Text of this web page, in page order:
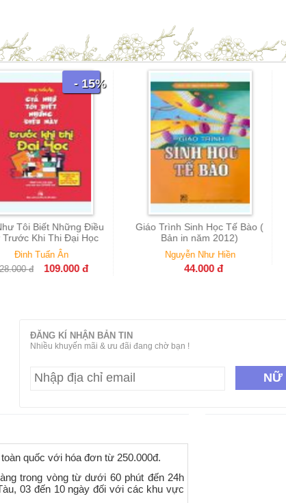
Trình Sinh Học Tế Bào (
Bản in năm 2012)
Nguyễn Như Hiền
44.000 đ
Sự Kì Diệu Của Toán Học
Theoni Pappas
80.000 đ
ĐĂNG KÍ NHẬN BẢN TIN
Nhiều khuyến mãi & ưu đãi đang chờ bạn !
NỮ
quốc với hóa đơn từ 250.000đ.
trong vòng từ dưới 60 phút đến 24h
03 đến 10 ngày đối với các khu vực